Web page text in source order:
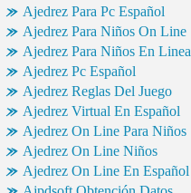
Ajedrez Para Pc Español
Ajedrez Para Niños On Line
Ajedrez Para Niños En Linea
Ajedrez Pc Español
Ajedrez Reglas Del Juego
Ajedrez Virtual En Español
Ajedrez On Line Para Niños
Ajedrez On Line Niños
Ajedrez On Line En Español